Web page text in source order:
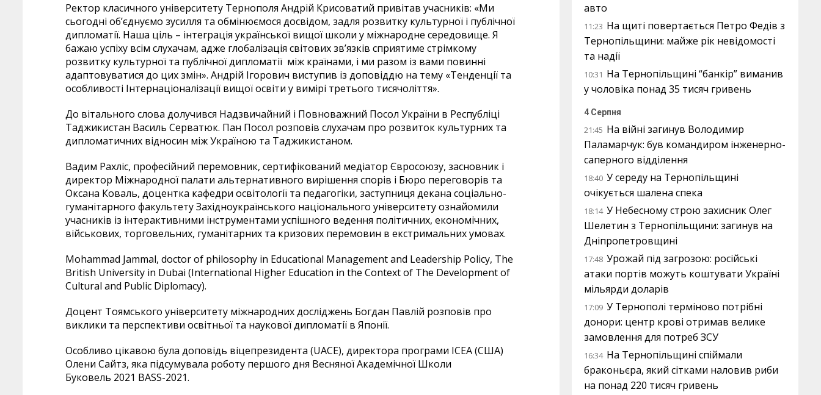
Ректор класичного університету Тернополя Андрій Крисоватий привітав учасників: «Ми
сьогодні об’єднуємо зусилля та обмінюємося досвідом, задля розвитку культурної і публічної
дипломатії. Наша ціль – інтеграція української вищої школи у міжнародне середовище. Я
бажаю успіху всім слухачам, адже глобалізація світових зв’язків сприятиме стрімкому
розвитку культурної та публічної дипломатії між країнами, і ми разом із вами повинні
адаптовуватися до цих змін». Андрій Ігорович виступив із доповіддю на тему «Тенденції та
особливості Інтернаціоналізації вищої освіти у вимірі третього тисячоліття».
До вітального слова долучився Надзвичайний і Повноважний Посол України в Республіці
Таджикистан Василь Серватюк. Пан Посол розповів слухачам про розвиток культурних та
дипломатичних відносин між Україною та Таджикистаном.
Вадим Рахліс, професійний перемовник, сертифікований медіатор Євросоюзу, засновник і
директор Міжнародної палати альтернативного вирішення спорів і Бюро переговорів та
Оксана Коваль, доцентка кафедри освітології та педагогіки, заступниця декана соціально-
гуманітарного факультету Західноукраїнського національного університету ознайомили
учасників із інтерактивними інструментами успішного ведення політичних, економічних,
військових, торговельних, гуманітарних та кризових перемовин в екстримальних умовах.
Mohammad Jammal, doctor of philosophy in Educational Management and Leadership Policy, The
British University in Dubai (International Higher Education in the Context of The Development of
Cultural and Public Diplomacy).
Доцент Тоямського університету міжнародних досліджень Богдан Павлій розповів про
виклики та перспективи освітньої та наукової дипломатії в Японії.
Особливо цікавою була доповідь віцепрезидента (UACE), директора програми ІСЕА (США)
Олени Сайтз, яка підсумувала роботу першого дня Весняної Академічної Школи
Буковель 2021 BASS-2021.
авто
11:23 На щиті повертається Петро Федів з
Тернопільщини: майже рік невідомості
та надії
10:31 На Тернопільщині “банкір” виманив
у чоловіка понад 35 тисяч гривень
4 Серпня
21:45 На війні загинув Володимир
Паламарчук: був командиром інженерно-
саперного відділення
18:40 У середу на Тернопільщині
очікується шалена спека
18:14 У Небесному строю захисник Олег
Шелетин з Тернопільщини: загинув на
Дніпропетровщині
17:48 Урожай під загрозою: російські
атаки портів можуть коштувати Україні
мільярди доларів
17:09 У Тернополі терміново потрібні
донори: центр крові отримав велике
замовлення для потреб ЗСУ
16:34 На Тернопільщині спіймали
браконьєра, який сітками наловив риби
на понад 220 тисяч гривень